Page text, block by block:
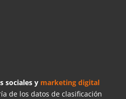
sociales y marketing digital
de los datos de clasificación